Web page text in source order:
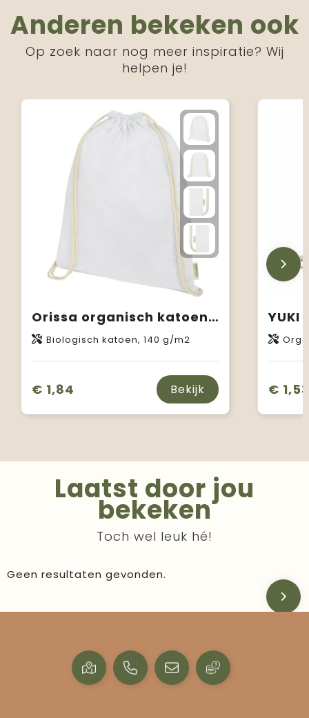
Anderen bekeken ook
Op zoek naar nog meer inspiratie? Wij
helpen je!
Orissa organisch katoenen rugzak van 140 g/m² met trekkoordsluiting 5L
Biologisch katoen, 140 g/m2
€ 1,84 Bekijk € 1,53
Laatst door jou
bekeken
Toch wel leuk hé!
Geen resultaten gevonden.